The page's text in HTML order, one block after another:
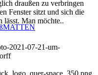
draußen zu verbringen
Fenster sitzt und sich die
lässt. Man möchte..
2021-07-21-um-
space_350.png